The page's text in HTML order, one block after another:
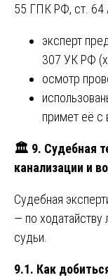
55 ГПК РФ, ст.
эксперт
307 УК РФ
осмотр
примет её с
🏛 9. Судебная
канализации и
Судебная
— по ходатайству
судьи.
9.1. Как